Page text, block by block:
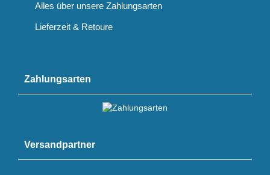
Alles über unsere Zahlungsarten
Lieferzeit & Retoure
Zahlungsarten
Versandpartner